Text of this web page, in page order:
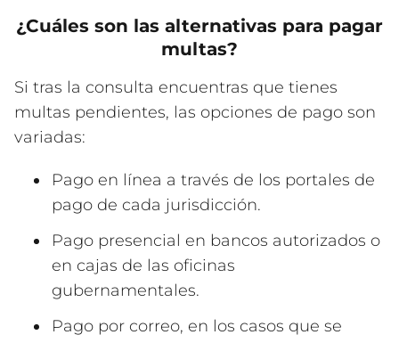
¿Cuáles son las alternativas para pagar
multas?
Si tras la consulta encuentras que tienes
multas pendientes, las opciones de pago son
variadas:
Pago en línea a través de los portales de
pago de cada jurisdicción.
Pago presencial en bancos autorizados o
en cajas de las oficinas
gubernamentales.
Pago por correo, en los casos que se